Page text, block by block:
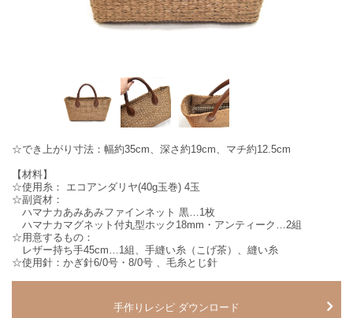
☆でき上がり寸法：幅約35cm、深さ約19cm、マチ約12.5cm
【材料】
☆使用糸： エコアンダリヤ(40g玉巻) 4玉
☆副資材：
ハマナカあみあみファインネット 黒…1枚
ハマナカマグネット付丸型ホック18mm・アンティーク…2組
☆用意するもの：
レザー持ち手45cm…1組、手縫い糸（こげ茶）、縫い糸
☆使用針：かぎ針6/0号・8/0号 、毛糸とじ針
手作りレシピ ダウンロード